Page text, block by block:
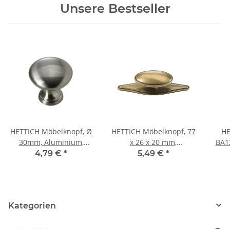
Unsere Bestseller
HETTICH Möbelknopf, Ø
30mm, Aluminium,
Edelstahl-Optik
4,79 € *
HETTICH Möbelknopf, 77
x 26 x 20 mm,
Zinkdruckguss
5,49 € *
Kategorien